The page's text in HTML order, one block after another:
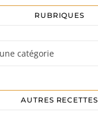
RUBRIQUES
AUTRES RECETTES